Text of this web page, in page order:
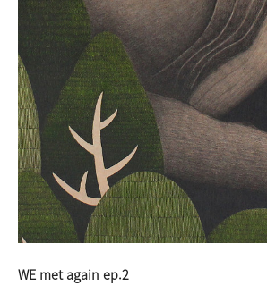
WE met again ep.2